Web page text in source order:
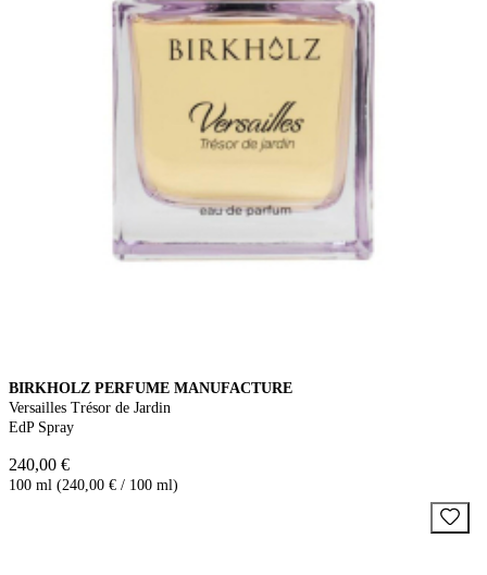
BIRKHOLZ PERFUME MANUFACTURE
Versailles Trésor de Jardin
EdP Spray
240,00 €
100 ml (240,00 € / 100 ml)